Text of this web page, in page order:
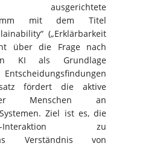
ausgerichtete
mit dem Titel
(„Erklärbarkeit
über die Frage nach
KI als Grundlage
fördert die aktive
Menschen an
Ziel ist es, die
Interaktion zu
Verständnis von